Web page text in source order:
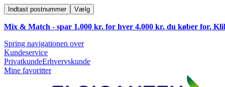
Indtast postnummer Vælg
Mix & Match - spar 1.000 kr. for hver 4.000 kr. du køber for.
Spring navigationen over
Kundeservice
PrivatkundeErhvervskunde
Mine favoritter